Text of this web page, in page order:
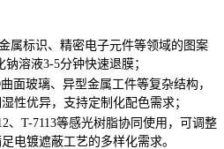
属标识、精密电子元件等领域的图案
溶液3-5分钟快速退膜；
面玻璃、异型金属工件等复杂结构，
性优异，支持定制化配色需求；
、T-7113等感光树脂协同使用，可调整
电镀遮蔽工艺的多样化需求。